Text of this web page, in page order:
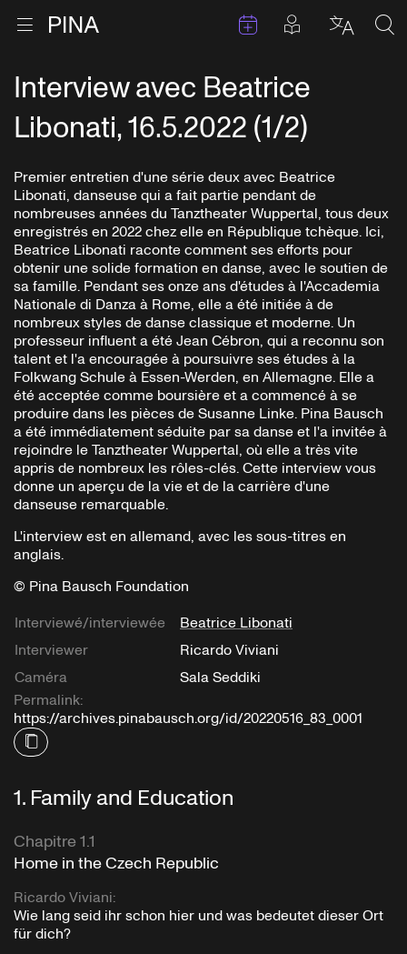
Ouvrir le menu Retour à la page d'accueil Évenements
Articles en
Interview avec Beatrice
Libonati, 16.5.2022 (1/2)
Premier entretien d'une série deux avec Beatrice
Libonati, danseuse qui a fait partie pendant de
nombreuses années du Tanztheater Wuppertal, tous deux
enregistrés en 2022 chez elle en République tchèque. Ici,
Beatrice Libonati raconte comment ses efforts pour
obtenir une solide formation en danse, avec le soutien de
sa famille. Pendant ses onze ans d'études à l'Accademia
Nationale di Danza à Rome, elle a été initiée à de
nombreux styles de danse classique et moderne. Un
professeur influent a été Jean Cébron, qui a reconnu son
talent et l'a encouragée à poursuivre ses études à la
Folkwang Schule à Essen-Werden, en Allemagne. Elle a
été acceptée comme boursière et a commencé à se
produire dans les pièces de Susanne Linke. Pina Bausch
a été immédiatement séduite par sa danse et l'a invitée à
rejoindre le Tanztheater Wuppertal, où elle a très vite
appris de nombreux les rôles-clés. Cette interview vous
donne un aperçu de la vie et de la carrière d'une
danseuse remarquable.
L'interview est en allemand, avec les sous-titres en
anglais.
© Pina Bausch Foundation
Interviewé/interviewée
Beatrice Libonati
Interviewer
Ricardo Viviani
Caméra
Sala Seddiki
Permalink:
https://archives.pinabausch.org/id/20220516_83_0001
1. Family and Education
Chapitre 1.1
Home in the Czech Republic
Ricardo Viviani:
Wie lang seid ihr schon hier und was bedeutet dieser Ort
für dich?